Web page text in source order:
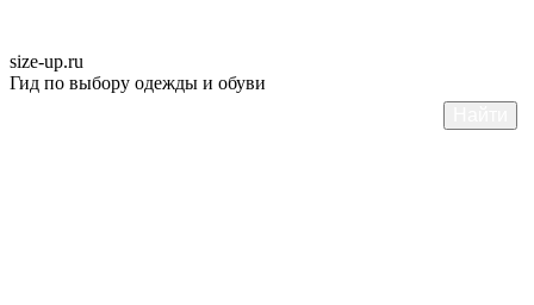
size-up.ru
Гид по выбору одежды и обуви